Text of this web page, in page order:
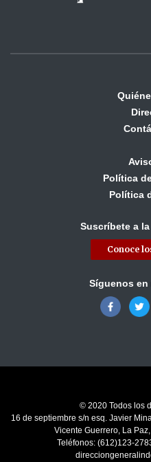
Política
Política
Suscríbete a
Conoce
Síguenos en
© 2020 Todos los
16 de septiembre s/n esq. Javier
Vicente Guerrero, La
Teléfonos: (612)123-